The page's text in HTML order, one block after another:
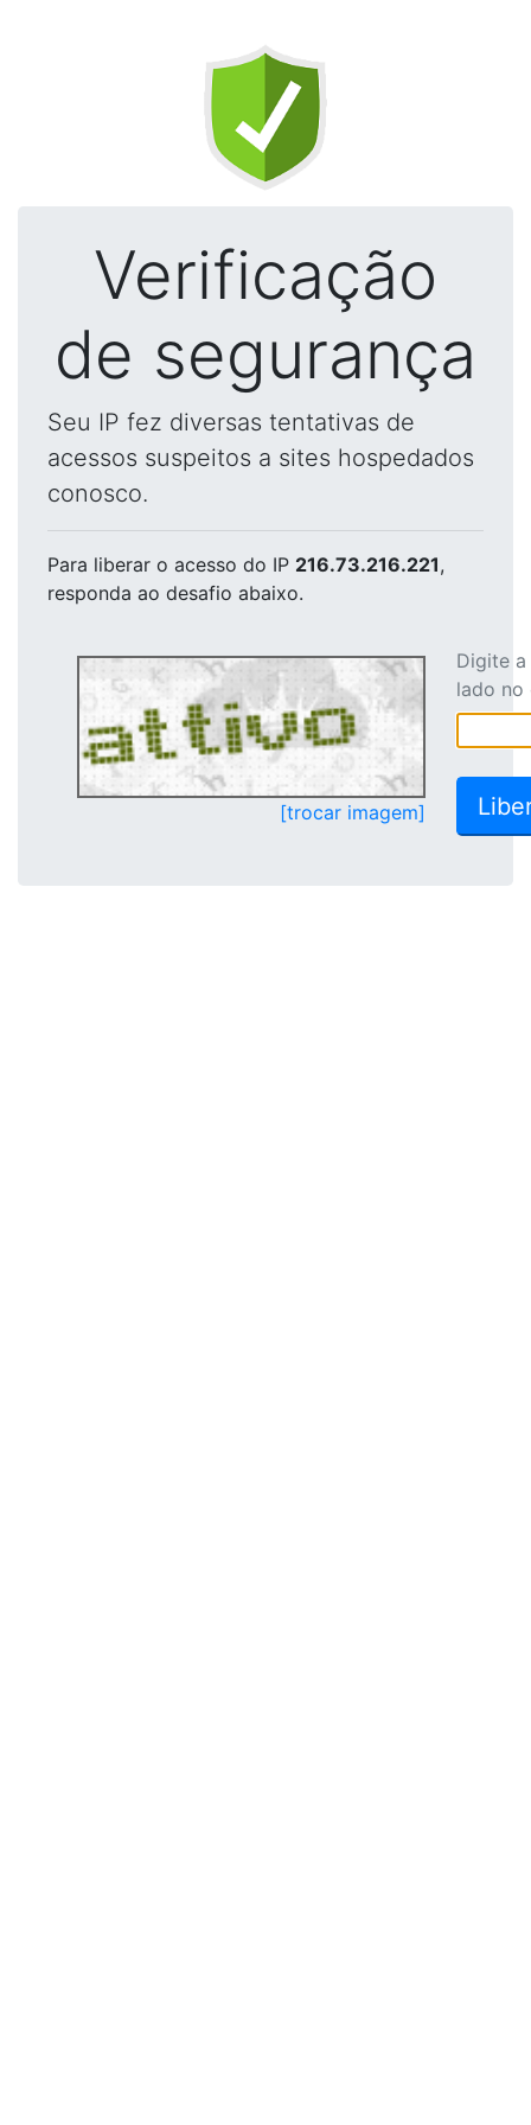
Verificação
de segurança
Seu IP fez diversas tentativas de
acessos suspeitos a sites hospedados
conosco.
Para liberar o acesso do IP 216.73.216.221,
responda ao desafio abaixo.
[trocar imagem]
Digite
lado no